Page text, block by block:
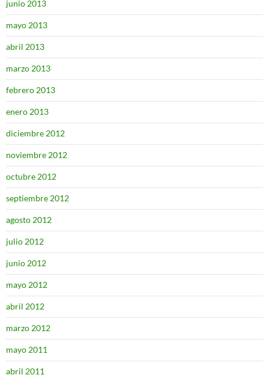
junio 2013
mayo 2013
abril 2013
marzo 2013
febrero 2013
enero 2013
diciembre 2012
noviembre 2012
octubre 2012
septiembre 2012
agosto 2012
julio 2012
junio 2012
mayo 2012
abril 2012
marzo 2012
mayo 2011
abril 2011